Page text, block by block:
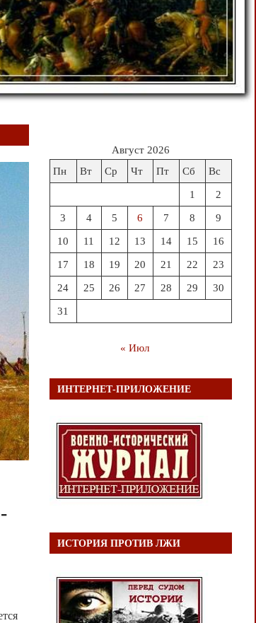
Август 2026
Пн
Вт Ср Чт Пт Сб Вс
1 2
3 4 5 6 7 8 9
10 11 12 13 14 15 16
17 18 19 20 21 22 23
24 25 26 27 28 29 30
31
« Июл
ИНТЕРНЕТ-ПРИЛОЖЕНИЕ
ИСТОРИЯ ПРОТИВ ЛЖИ